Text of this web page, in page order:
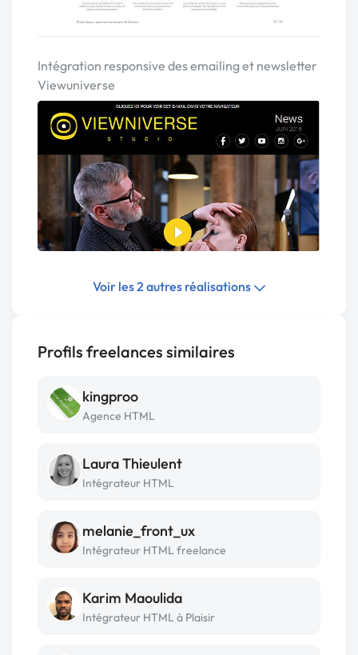
Intégration responsive des emailing et newsletter
Viewuniverse
Voir les 2 autres réalisations
Profils freelances similaires
kingproo
Agence HTML
Laura Thieulent
Intégrateur HTML
melanie_front_ux
Intégrateur HTML freelance
Karim Maoulida
Intégrateur HTML à Plaisir